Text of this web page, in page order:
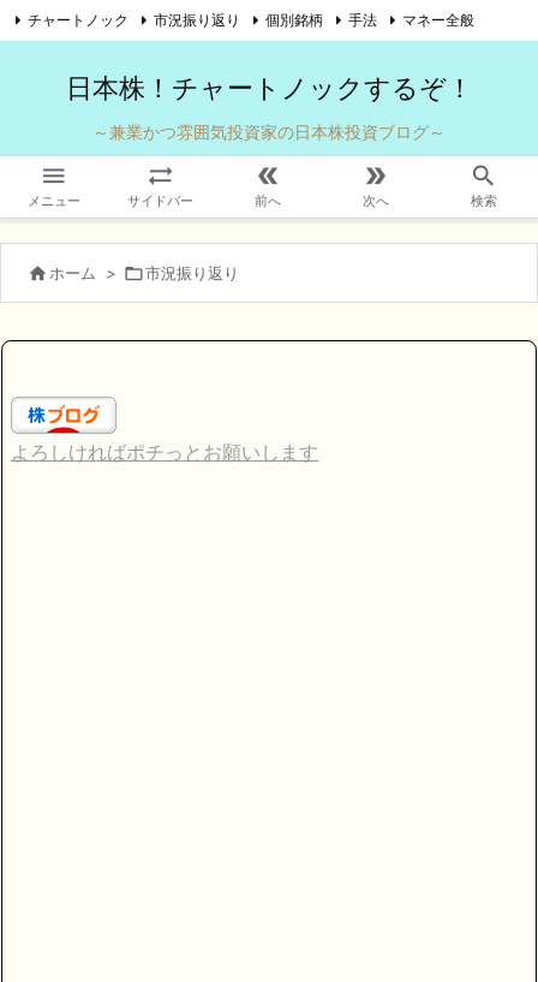
日本株！チャートノックするぞ！
～兼業かつ雰囲気投資家の日本株投資ブログ～

メニュー

サイドバー

前へ

次へ

検索
チャートノック 市況振り返り 個別銘柄 手法 マネー全般
 ホーム > 市況振り返り
よろしければポチっとお願いします